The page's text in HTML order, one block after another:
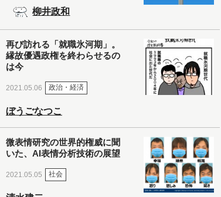
柳井政和
再び訪れる「就職氷河期」。
縁故優遇政権を終わらせるの
は今
2021.05.06 政治・経済
ぼうごなつこ
微表情研究の世界的権威に聞
いた、AI表情分析技術の展望
2021.05.05 社会